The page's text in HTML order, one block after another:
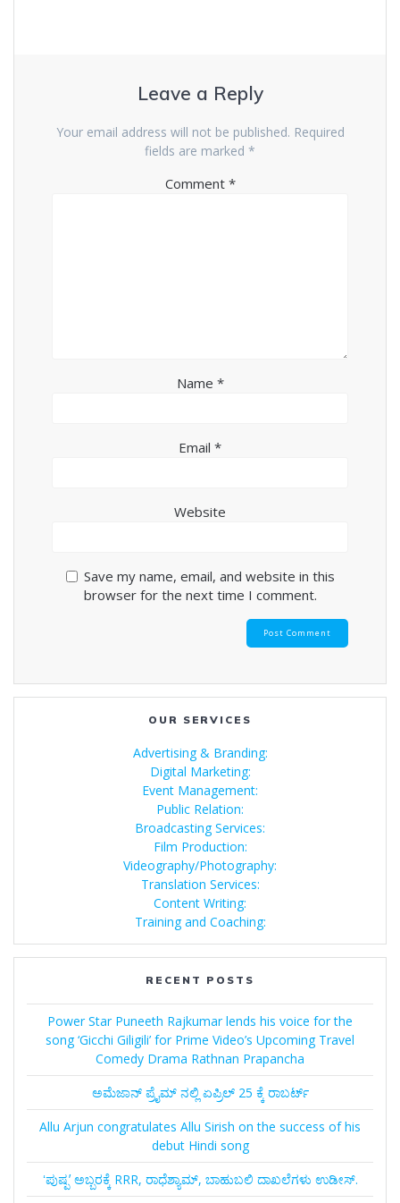
Leave a Reply
Your email address will not be published. Required
fields are marked *
Comment *
Name *
Email *
Website
Save my name, email, and website in this
browser for the next time I comment.
OUR SERVICES
Advertising & Branding:
Digital Marketing:
Event Management:
Public Relation:
Broadcasting Services:
Film Production:
Videography/Photography:
Translation Services:
Content Writing:
Training and Coaching:
RECENT POSTS
Power Star Puneeth Rajkumar lends his voice for the
song ‘Gicchi Giligili’ for Prime Video’s Upcoming Travel
Comedy Drama Rathnan Prapancha
ಅಮೆಜಾನ್‌ ಪ್ರೈಮ್‌ ನಲ್ಲಿ ಏಪ್ರಿಲ್‌ 25 ಕ್ಕೆ ರಾಬರ್ಟ್‌
Allu Arjun congratulates Allu Sirish on the success of his
debut Hindi song
ʻಪುಷ್ಪʼ ಅಬ್ಬರಕ್ಕೆ RRR, ರಾಧೆಶ್ಯಾಮ್, ಬಾಹುಬಲಿ ದಾಖಲೆಗಳು ಉಡೀಸ್.